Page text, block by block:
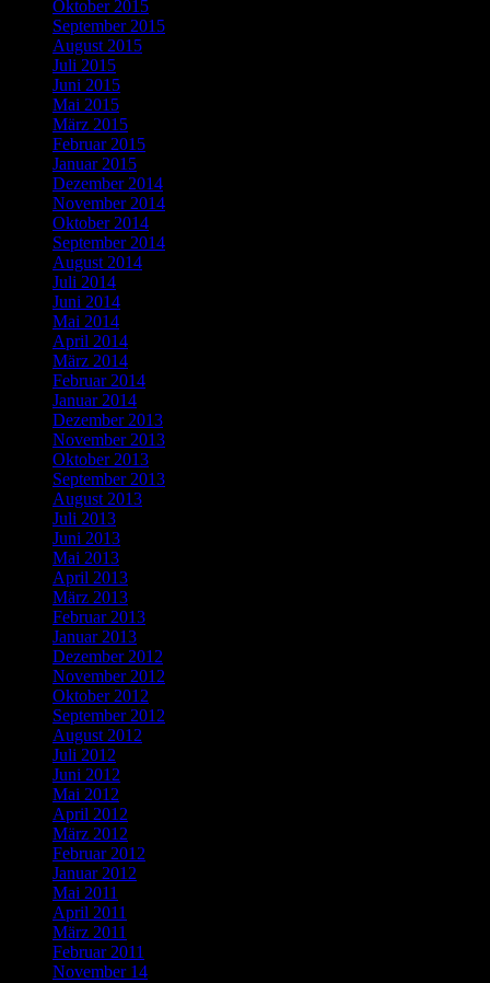
Oktober 2015
September 2015
August 2015
Juli 2015
Juni 2015
Mai 2015
März 2015
Februar 2015
Januar 2015
Dezember 2014
November 2014
Oktober 2014
September 2014
August 2014
Juli 2014
Juni 2014
Mai 2014
April 2014
März 2014
Februar 2014
Januar 2014
Dezember 2013
November 2013
Oktober 2013
September 2013
August 2013
Juli 2013
Juni 2013
Mai 2013
April 2013
März 2013
Februar 2013
Januar 2013
Dezember 2012
November 2012
Oktober 2012
September 2012
August 2012
Juli 2012
Juni 2012
Mai 2012
April 2012
März 2012
Februar 2012
Januar 2012
Mai 2011
April 2011
März 2011
Februar 2011
November 14